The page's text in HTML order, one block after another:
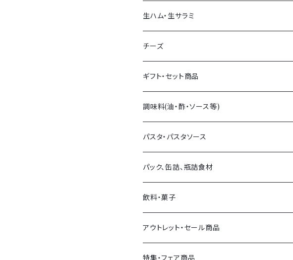
生ハム・生サラミ
生ハム
生サラミ
イタリア産
フランス産
スペイン産
その他各国
チーズ
量り売りチーズ
パック販売チーズ
チーズアソート
イタリア産
フランス産
その他各国
ギフト・セット商品
調味料(油・酢・ソース等)
オリーブオイル・他オイル
バルサミコ・他お酢
塩
ソース類
その他調味料
パスタ・パスタソース
パスタ
パスタソース
パック、缶詰、瓶詰食材
オリーブ
おつまみ
トマト製品・野菜類
飲料・菓子
飲料
菓子
アウトレット・セール商品
セール商品
特集・フェア商品